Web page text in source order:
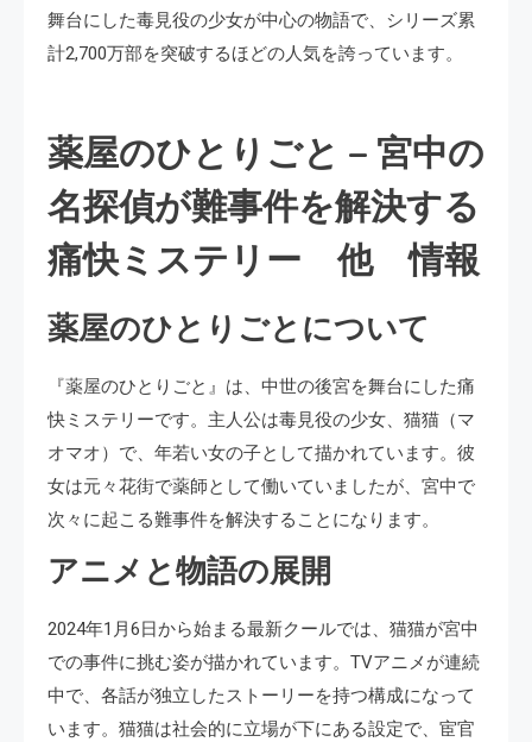
舞台にした毒見役の少女が中心の物語で、シリーズ累
計2,700万部を突破するほどの人気を誇っています。 ​
薬屋のひとりごと – 宮中の
名探偵が難事件を解決する
痛快ミステリー 他 情報
薬屋のひとりごとについて
『薬屋のひとりごと』は、中世の後宮を舞台にした痛
快ミステリーです。主人公は毒見役の少女、猫猫（マ
オマオ）で、年若い女の子として描かれています。彼
女は元々花街で薬師として働いていましたが、宮中で
次々に起こる難事件を解決することになります。
アニメと物語の展開
2024年1月6日から始まる最新クールでは、猫猫が宮中
での事件に挑む姿が描かれています。TVアニメが連続
中で、各話が独立したストーリーを持つ構成になって
います。猫猫は社会的に立場が下にある設定で、宦官